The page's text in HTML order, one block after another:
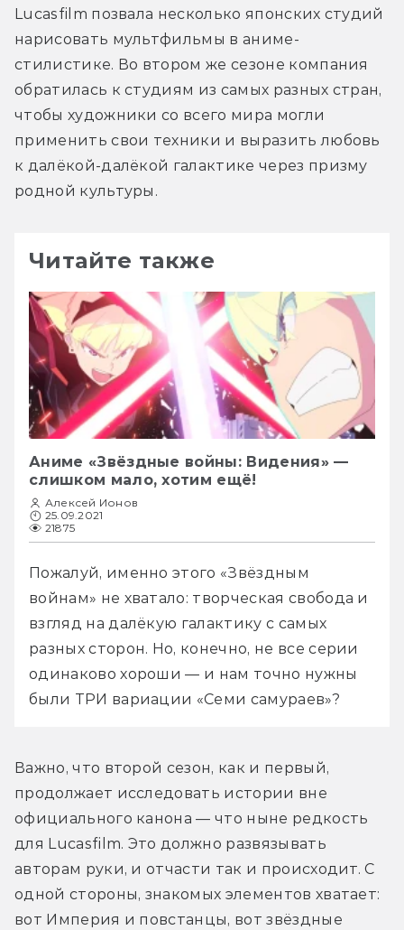
Lucasfilm позвала несколько японских студий
нарисовать мультфильмы в аниме-
стилистике. Во втором же сезоне компания
обратилась к студиям из самых разных стран,
чтобы художники со всего мира могли
применить свои техники и выразить любовь
к далёкой-далёкой галактике через призму
родной культуры.
Читайте также
Аниме «Звёздные войны: Видения» —
слишком мало, хотим ещё!
Алексей Ионов
25.09.2021
21875
Пожалуй, именно этого «Звёздным
войнам» не хватало: творческая свобода и
взгляд на далёкую галактику с самых
разных сторон. Но, конечно, не все серии
одинаково хороши — и нам точно нужны
были ТРИ вариации «Семи самураев»?
Важно, что второй сезон, как и первый,
продолжает исследовать истории вне
официального канона — что ныне редкость
для Lucasfilm. Это должно развязывать
авторам руки, и отчасти так и происходит. С
одной стороны, знакомых элементов хватает:
вот Империя и повстанцы, вот звёздные